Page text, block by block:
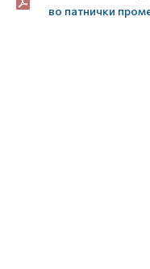
во патнички